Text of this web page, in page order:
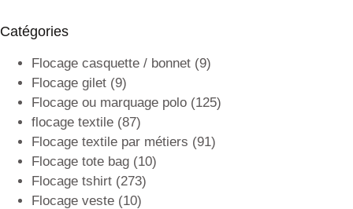
Catégories
Flocage casquette / bonnet (9)
Flocage gilet (9)
Flocage ou marquage polo (125)
flocage textile (87)
Flocage textile par métiers (91)
Flocage tote bag (10)
Flocage tshirt (273)
Flocage veste (10)